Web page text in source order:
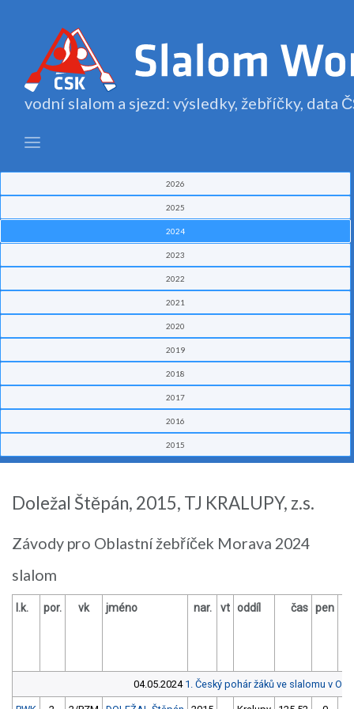
vodní slalom a sjezd: výsledky, žebříčky, data
2026
2025
2024
2023
2022
2021
2020
2019
2018
2017
2016
2015
Doležal Štěpán, 2015, TJ KRALUPY, z.s.
Závody pro Oblastní žebříček Morava 2024
slalom
l.k. por. vk jméno nar. vt oddíl čas pen
04.05.2024 1. Český pohár žáků ve slalomu v